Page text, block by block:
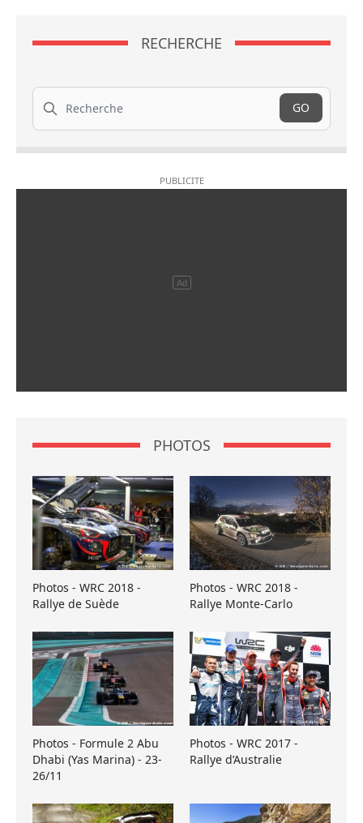
RECHERCHE
Recherche
GO
PHOTOS
Photos - WRC 2018 -
Rallye de Suède
Photos - WRC 2018 -
Rallye Monte-Carlo
Photos - Formule 2 Abu
Dhabi (Yas Marina) - 23-
26/11
Photos - WRC 2017 -
Rallye d’Australie